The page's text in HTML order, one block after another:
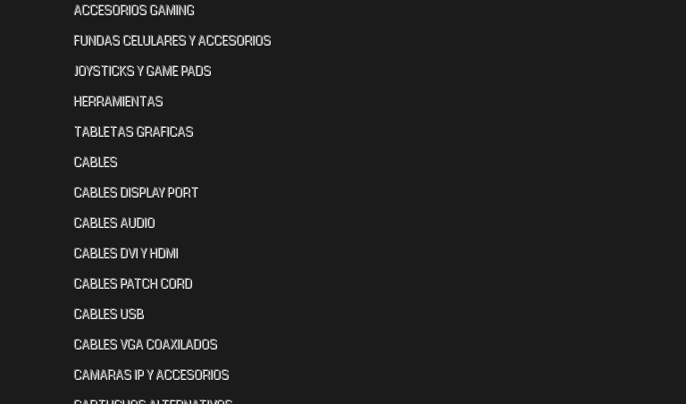
ACCESORIOS GAMING
FUNDAS CELULARES Y ACCESORIOS
JOYSTICKS Y GAME PADS
HERRAMIENTAS
TABLETAS GRAFICAS
CABLES
CABLES DISPLAY PORT
CABLES AUDIO
CABLES DVI Y HDMI
CABLES PATCH CORD
CABLES USB
CABLES VGA COAXILADOS
CAMARAS IP Y ACCESORIOS